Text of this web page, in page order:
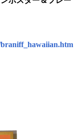
braniff_hawaiian.htm